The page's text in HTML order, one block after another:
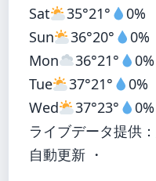
Sat
35°21°
0%
Sun
36°20°
0%
Mon
36°21°
0%
Tue
37°21°
0%
Wed
37°23°
0%
ライブデータ提供：
自動更新 ・